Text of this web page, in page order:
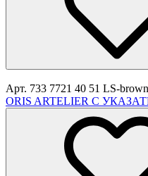
Арт. 733 7721 40 51 LS-brown
ORIS ARTELIER С